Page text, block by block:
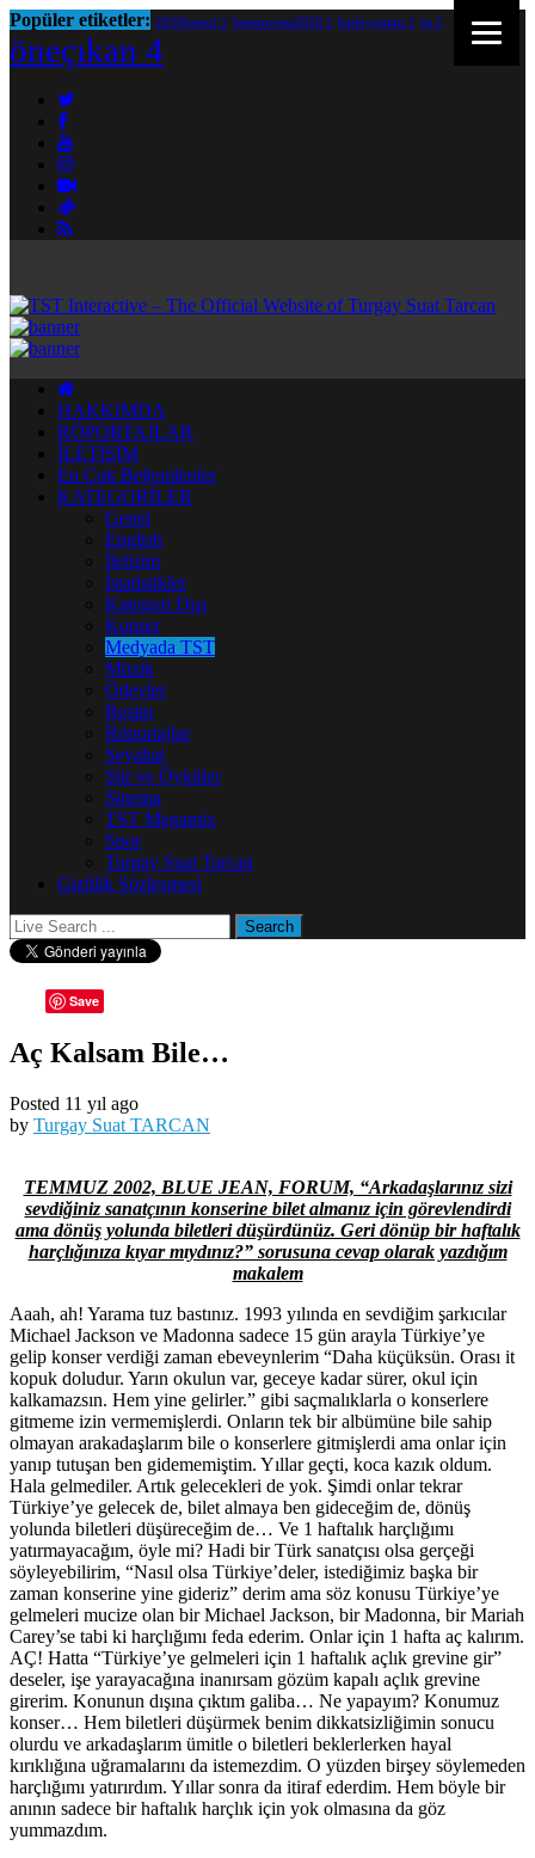
Popüler etiketler: 2020bestof 1 bestmovies2020 1 harleyquinn 1 tst 1
öneçıkan 4
HAKKIMDA
RÖPORTAJLAR
İLETİŞİM
En Çok Beğenilenler
KATEGORİLER
Genel
English
İletişim
İstatistikler
Kategori Dışı
Konser
Medyada TST
Müzik
Ödevler
Resim
Röportajlar
Seyahat
Şiir ve Öyküler
Sinema
TST Megamix
Spor
Turgay Suat Tarcan
Gizlilik Sözleşmesi
Save
Aç Kalsam Bile…
Posted 11 yıl ago
by Turgay Suat TARCAN
TEMMUZ 2002, BLUE JEAN, FORUM, “Arkadaşlarınız sizi
sevdiğiniz sanatçının konserine bilet almanız için görevlendirdi
ama dönüş yolunda biletleri düşürdünüz. Geri dönüp bir haftalık
harçlığınıza kıyar mıydınız?” sorusuna cevap olarak yazdığım
makalem
Aaah, ah! Yarama tuz bastınız. 1993 yılında en sevdiğim şarkıcılar
Michael Jackson ve Madonna sadece 15 gün arayla Türkiye’ye
gelip konser verdiği zaman ebeveynlerim “Daha küçüksün. Orası it
kopuk doludur. Yarın okulun var, geceye kadar sürer, okul için
kalkamazsın. Hem yine gelirler.” gibi saçmalıklarla o konserlere
gitmeme izin vermemişlerdi. Onların tek bir albümüne bile sahip
olmayan arakadaşlarım bile o konserlere gitmişlerdi ama onlar için
yanıp tutuşan ben gidememiştim. Yıllar geçti, koca kazık oldum.
Hala gelmediler. Artık gelecekleri de yok. Şimdi onlar tekrar
Türkiye’ye gelecek de, bilet almaya ben gideceğim de, dönüş
yolunda biletleri düşüreceğim de… Ve 1 haftalık harçlığımı
yatırmayacağım, öyle mi? Hadi bir Türk sanatçısı olsa gerçeği
söyleyebilirim, “Nasıl olsa Türkiye’deler, istediğimiz başka bir
zaman konserine yine gideriz” derim ama söz konusu Türkiye’ye
gelmeleri mucize olan bir Michael Jackson, bir Madonna, bir Mariah
Carey’se tabi ki harçlığımı feda ederim. Onlar için 1 hafta aç kalırım.
AÇ! Hatta “Türkiye’ye gelmeleri için 1 haftalık açlık grevine gir”
deseler, işe yarayacağına inanırsam gözüm kapalı açlık grevine
girerim. Konunun dışına çıktım galiba… Ne yapayım? Konumuz
konser… Hem biletleri düşürmek benim dikkatsizliğimin sonucu
olurdu ve arkadaşlarım ümitle o biletleri beklerlerken hayal
kırıklığına uğramalarını da istemezdim. O yüzden birşey söylemeden
harçlığımı yatırırdım. Yıllar sonra da itiraf ederdim. Hem böyle bir
anının sadece bir haftalık harçlık için yok olmasına da göz
yummazdım.